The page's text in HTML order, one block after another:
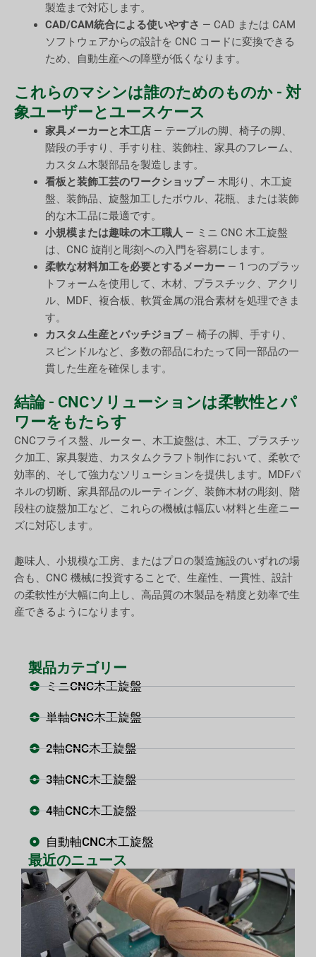
製造まで対応します。
CAD/CAM統合による使いやすさ — CAD または CAM
ソフトウェアからの設計を CNC コードに変換できる
ため、自動生産への障壁が低くなります。
これらのマシンは誰のためのものか - 対
象ユーザーとユースケース
家具メーカーと木工店— テーブルの脚、椅子の脚、
階段の手すり、手すり柱、装飾柱、家具のフレーム、
カスタム木製部品を製造します。
看板と装飾工芸のワークショップ— 木彫り、木工旋
盤、装飾品、旋盤加工したボウル、花瓶、または装飾
的な木工品に最適です。
小規模または趣味の木工職人 — ミニ CNC 木工旋盤
は、CNC 旋削と彫刻への入門を容易にします。
柔軟な材料加工を必要とするメーカー— 1 つのプラッ
トフォームを使用して、木材、プラスチック、アクリ
ル、MDF、複合板、軟質金属の混合素材を処理できま
す。
カスタム生産とバッチジョブ— 椅子の脚、手すり、
スピンドルなど、多数の部品にわたって同一部品の一
貫した生産を確保します。
結論 - CNCソリューションは柔軟性とパ
ワーをもたらす
CNCフライス盤、ルーター、木工旋盤は、木工、プラスチッ
ク加工、家具製造、カスタムクラフト制作において、柔軟で
効率的、そして強力なソリューションを提供します。MDFパ
ネルの切断、家具部品のルーティング、装飾木材の彫刻、階
段柱の旋盤加工など、これらの機械は幅広い材料と生産ニー
ズに対応します。
趣味人、小規模な工房、またはプロの製造施設のいずれの場
合も、CNC 機械に投資することで、生産性、一貫性、設計
の柔軟性が大幅に向上し、高品質の木製品を精度と効率で生
産できるようになります。
製品カテゴリー
ミニCNC木工旋盤
単軸CNC木工旋盤
2軸CNC木工旋盤
3軸CNC木工旋盤
4軸CNC木工旋盤
自動軸CNC木工旋盤
最近のニュース